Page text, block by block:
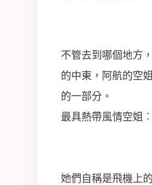
不管去到哪個地方
的中東，阿航的空
的一部分。
最具熱帶風情空姐
她們自稱是飛機上